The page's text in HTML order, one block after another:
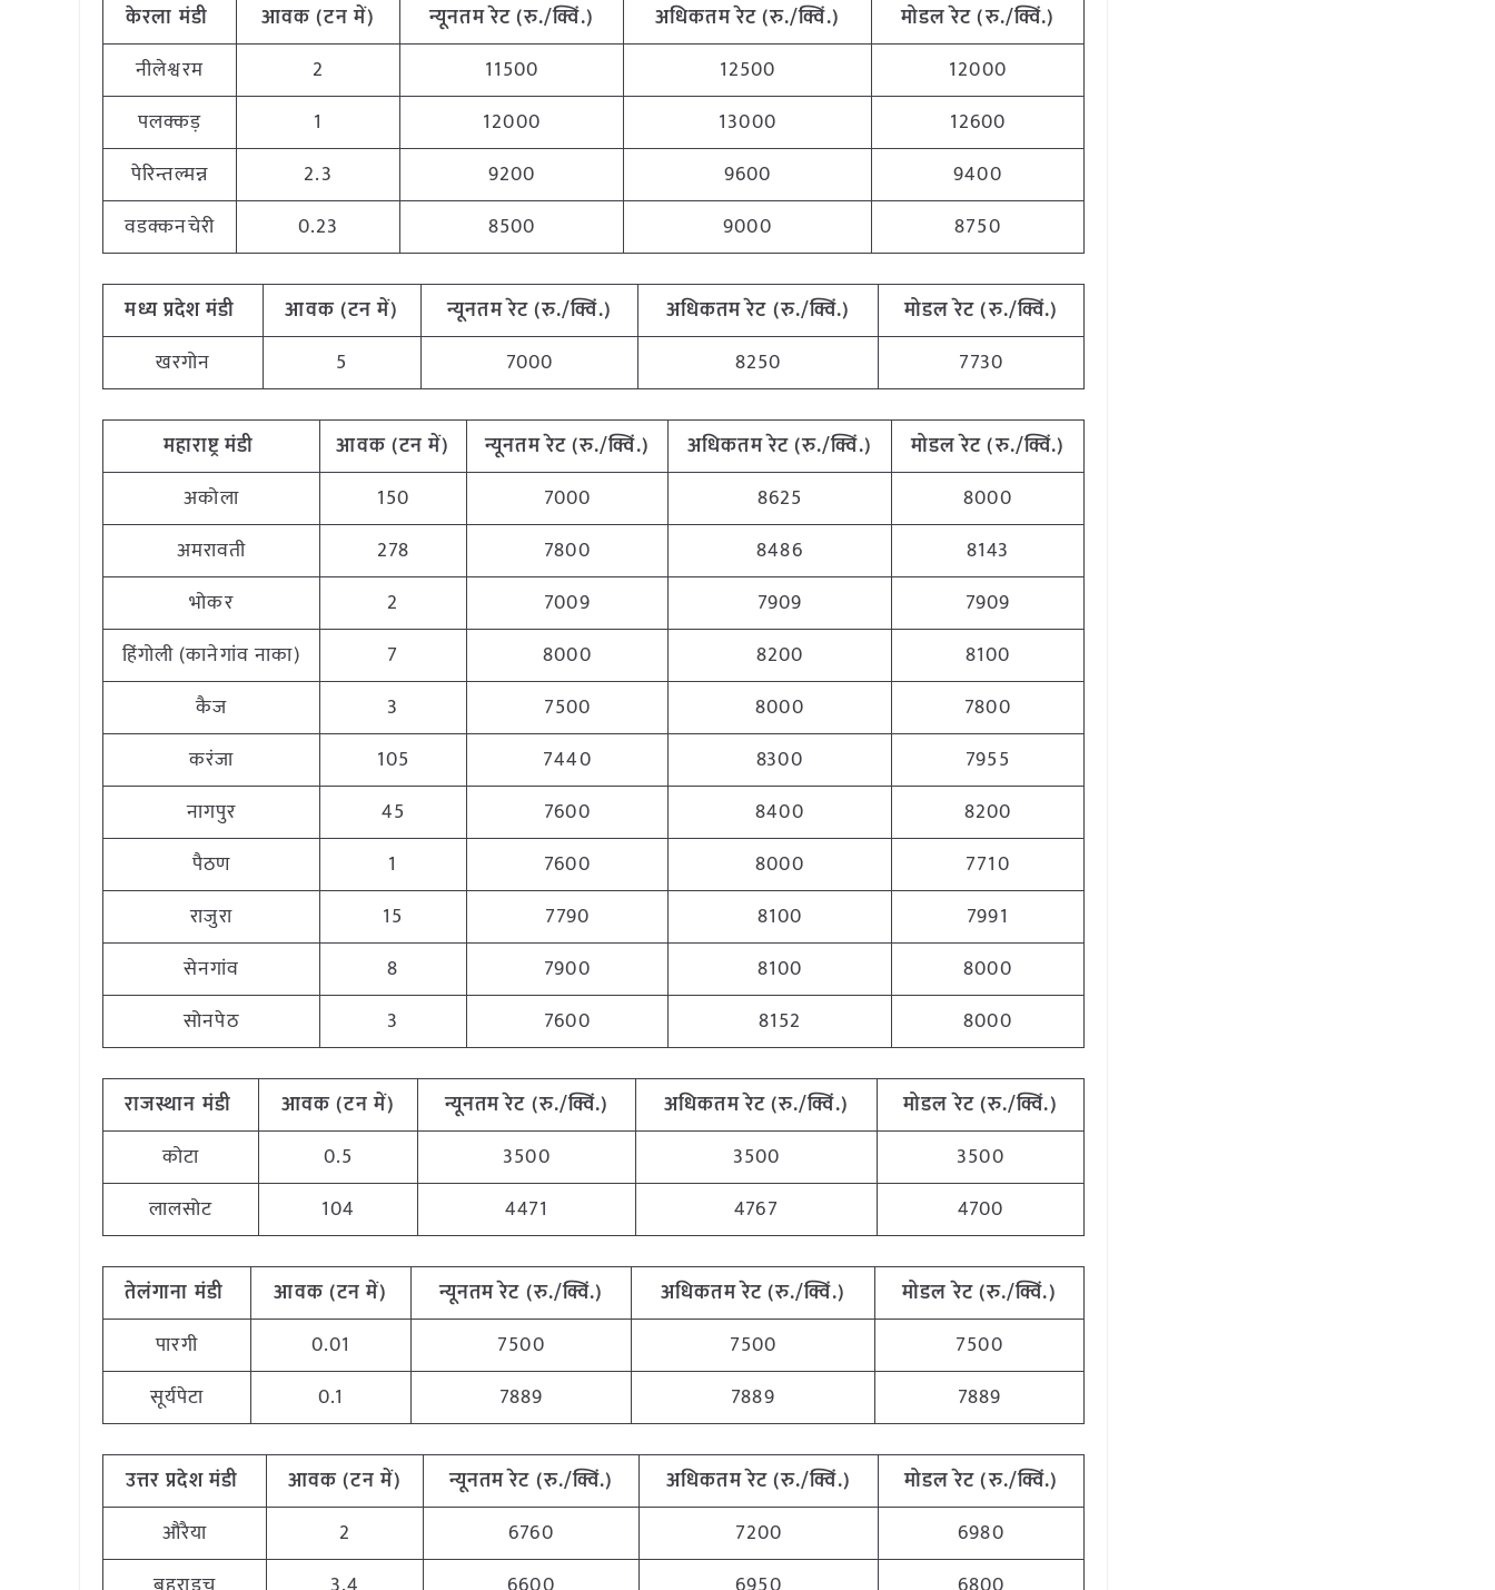
केरला मंडी आवक (टनमें) न्यूनतमरेट (रु./क्विं.) अधिकतमरेट (रु./क्विं.) मोडल रेट(रु./क्विं.)
नीलेश्वरम
2 11500 12500
12000
पलक्कड़
1 12000 13000
12600
पेरिन्तल्मन्न
2.3 9200 9600
9400
वडक्कनचेरी
0.23 8500 9000 8750
मध्यप्रदेश मंडी आवक (टन में) न्यूनतमरेट (रु./क्विं.) अधिकतमरेट (रु./क्विं.) मोडल रेट(रु./क्विं.)
खरगोन
5 7000 8250 7730
महाराष्ट्रमंडी आवक (टन में) न्यूनतमरेट (रु./क्विं.) अधिकतमरेट (रु./क्विं.) मोडल रेट(रु./क्विं.)
अकोला
150 7000 8625
8000
अमरावती
278 7800 8486
8143
भोकर
2 7009 7909
7909
हिंगोली (कानेगांव नाका)
7 8000 8200
8100
कैज
3 7500 8000
7800
करंजा
105 7440 8300
7955
नागपुर
45 7600 8400
8200
पैठण
1 7600 8000
7710
राजुरा
15 7790 8100
7991
सेनगांव
8 7900 8100
8000
सोनपेठ
3 7600 8152 8000
राजस्थान मंडी आवक (टनमें) न्यूनतमरेट (रु./क्विं.) अधिकतमरेट (रु./क्विं.) मोडल रेट(रु./क्विं.)
कोटा
0.5 3500 3500
3500
लालसोट
104 4471 4767 4700
तेलंगाना मंडी आवक (टन में) न्यूनतमरेट (रु./क्विं.) अधिकतमरेट (रु./क्विं.) मोडल रेट(रु./क्विं.)
पारगी
0.01 7500 7500
7500
सूर्यपेटा
0.1 7889 7889 7889
उत्तर प्रदेश मंडी आवक (टनमें) न्यूनतमरेट (रु./क्विं.) अधिकतमरेट (रु./क्विं.) मोडल रेट(रु./क्विं.)
औरैया
2 6760 7200
6980